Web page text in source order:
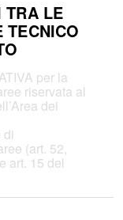
TRA LE
TECNICO
per la
riservata al
dei
(art. 52,
art. 15 del